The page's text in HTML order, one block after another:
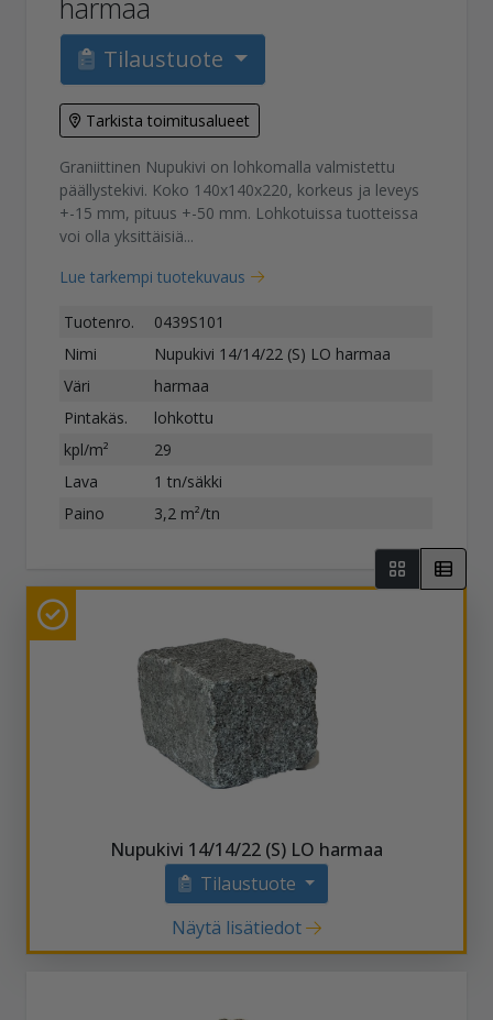
harmaa
Tilaustuote
Tarkista toimitusalueet
Graniittinen Nupukivi on lohkomalla valmistettu
päällystekivi. Koko 140x140x220, korkeus ja leveys
+-15 mm, pituus +-50 mm. Lohkotuissa tuotteissa
voi olla yksittäisiä...
Lue tarkempi tuotekuvaus
Tuotenro.
0439S101
Nimi
Nupukivi 14/14/22 (S) LO harmaa
Väri
harmaa
Pintakäs.
lohkottu
kpl/m²
29
Lava
1 tn/säkki
Paino
3,2 m²/tn
Nupukivi 14/14/22 (S) LO harmaa
Tilaustuote
Näytä lisätiedot